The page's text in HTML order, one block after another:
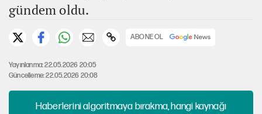
gündem oldu.
ABONE OL
Yayınlanma: 22.05.2026 20:05
Güncelleme: 22.05.2026 20:08
Haberlerini algoritmaya bırakma, hangi kaynağı